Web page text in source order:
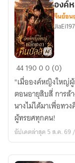
องค์
หญิง
ใหญ่
พลิก
ชะตา
คืน
บัลลังก์
องค์
จีนย้อน
4419000 (0)
"เมื่อองค์หญิงใหญ่
ตอนอายุสิบสี่ การล้
นางไม่ได้มาเพื่อทว
ผู้ทรยศทุกคน!
อัปเดตล่าสุด 5 ส.ค. 69